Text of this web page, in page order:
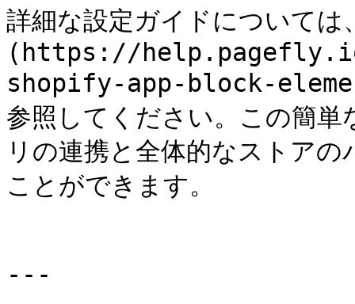
詳細な設定ガイドについて
(https://
shopify-app-block-
参照してください。この簡
リの連携と全体的なストア
ことができます。
---